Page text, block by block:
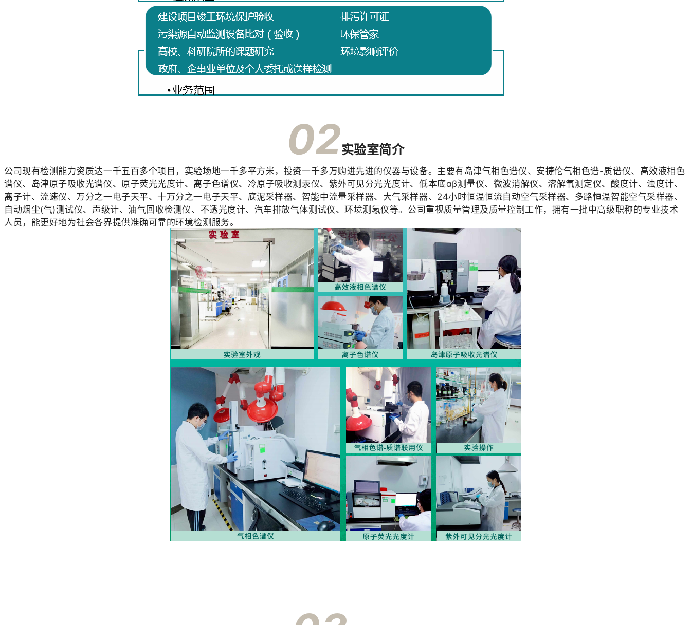
02实验室简介
公司现有检测能力资质达一千五百多个项目，实验场地一千多平方米， 投资一千多万购进先进的仪器与设备。 主要有岛津气相色谱仪、安捷伦气相色谱-质谱仪、高效液相色
谱仪、 岛津原子吸收光谱仪、原子荧光光度计、离子色谱仪、冷原子吸收测汞仪、紫外可见分光光度计、低本底αβ测量仪、微波消解仪、溶解氧测定仪、酸度计、浊度计、
离子计、流速仪、万分之一电子天平、十万分之一电子天平、底泥采样器、智能中流量采样器、大气采样器、24小时恒温恒流自动空气采样器、多路恒温智能空气采样器、
自动烟尘(气)测试仪、声级计、油气回收检测仪、不透光度计、汽车排放气体测试仪、环境测氡仪等。 公司重视质量管理及质量控制工作，拥有一批中高级职称的专业技术
人员，能更好地为社会各界提供准确可靠的环境检测服务。